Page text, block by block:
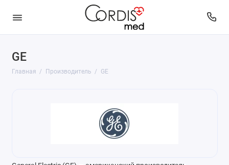
GE
Главная Производитель GE